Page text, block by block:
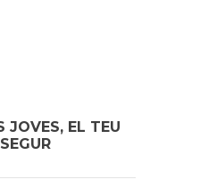
JOVES, EL TEU